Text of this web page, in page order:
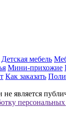
Детская мебель
Мини-прихожие
Как заказать
является